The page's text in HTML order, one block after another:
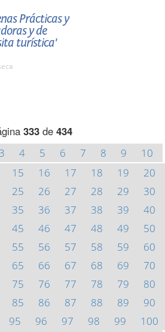
Prácticas y
y de
turística'
333de 434
3 4 5 6 7 8 9
10
15 16 17 18 19
20
25 26 27 28 29
30
35 36 37 38 39
40
45 46 47 48 49
50
55 56 57 58 59
60
65 66 67 68 69
70
75 76 77 78 79
80
85 86 87 88 89
90
95 96 97 98 99
100